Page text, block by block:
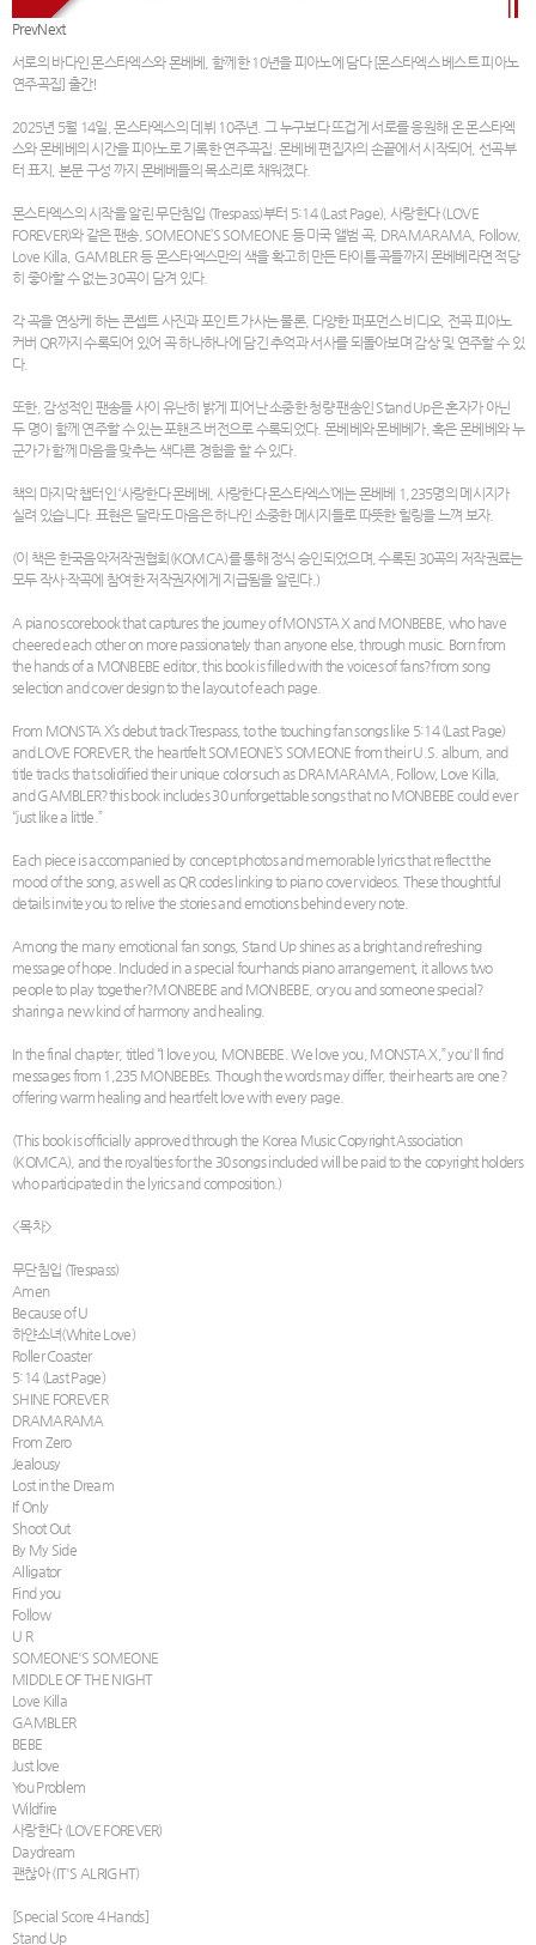
PrevNext
서로의 바다인 몬스타엑스와 몬베베, 함께한 10년을 피아노에 담다 [몬스타엑스 베스트 피아노
연주곡집] 출간!
2025년 5월 14일, 몬스타엑스의 데뷔 10주년. 그 누구보다 뜨겁게 서로를 응원해 온 몬스타엑
스와 몬베베의 시간을 피아노로 기록한 연주곡집. 몬베베 편집자의 손끝에서 시작되어, 선곡부
터 표지, 본문 구성 까지 몬베베들의 목소리로 채워졌다.
몬스타엑스의 시작을 알린 무단침입 (Trespass)부터 5:14 (Last Page), 사랑한다 (LOVE
FOREVER)와 같은 팬송, SOMEONE’S SOMEONE 등 미국 앨범 곡, DRAMARAMA, Follow,
Love Killa, GAMBLER 등 몬스타엑스만의 색을 확고히 만든 타이틀 곡들까지 몬베베라면 적당
히 좋아할 수 없는 30곡이 담겨 있다.
각 곡을 연상케 하는 콘셉트 사진과 포인트 가사는 물론, 다양한 퍼포먼스 비디오, 전곡 피아노
커버 QR까지 수록되어 있어 곡 하나하나에 담긴 추억과 서사를 되돌아보며 감상 및 연주할 수 있
다.
또한, 감성적인 팬송들 사이 유난히 밝게 피어난 소중한 청량 팬송인 Stand Up은 혼자가 아닌
두 명이 함께 연주할 수 있는 포핸즈 버전으로 수록되었다. 몬베베와 몬베베가, 혹은 몬베베와 누
군가가 함께 마음을 맞추는 색다른 경험을 할 수 있다.
책의 마지막 챕터인 ‘사랑한다 몬베베, 사랑한다 몬스타엑스’에는 몬베베 1,235명의 메시지가
실려 있습니다. 표현은 달라도 마음은 하나인 소중한 메시지들로 따뜻한 힐링을 느껴 보자.
(이 책은 한국음악저작권협회(KOMCA)를 통해 정식 승인되었으며, 수록된 30곡의 저작권료는
모두 작사·작곡에 참여한 저작권자에게 지급됨을 알린다.)
A piano scorebook that captures the journey of MONSTA X and MONBEBE, who have
cheered each other on more passionately than anyone else, through music. Born from
the hands of a MONBEBE editor, this book is filled with the voices of fans?from song
selection and cover design to the layout of each page.
From MONSTA X’s debut track Trespass, to the touching fan songs like 5:14 (Last Page)
and LOVE FOREVER, the heartfelt SOMEONE’S SOMEONE from their U.S. album, and
title tracks that solidified their unique color such as DRAMARAMA, Follow, Love Killa,
and GAMBLER?this book includes 30 unforgettable songs that no MONBEBE could ever
“just like a little.”
Each piece is accompanied by concept photos and memorable lyrics that reflect the
mood of the song, as well as QR codes linking to piano cover videos. These thoughtful
details invite you to relive the stories and emotions behind every note.
Among the many emotional fan songs, Stand Up shines as a bright and refreshing
message of hope. Included in a special four-hands piano arrangement, it allows two
people to play together?MONBEBE and MONBEBE, or you and someone special?
sharing a new kind of harmony and healing.
In the final chapter, titled “I love you, MONBEBE. We love you, MONSTA X,” you'll find
messages from 1,235 MONBEBEs. Though the words may differ, their hearts are one?
offering warm healing and heartfelt love with every page.
(This book is officially approved through the Korea Music Copyright Association
(KOMCA), and the royalties for the 30 songs included will be paid to the copyright holders
who participated in the lyrics and composition.)
<목차>
무단침입 (Trespass)
Amen
Because of U
하얀소녀(White Love)
Roller Coaster
5:14 (Last Page)
SHINE FOREVER
DRAMARAMA
From Zero
Jealousy
Lost in the Dream
If Only
Shoot Out
By My Side
Alligator
Find you
Follow
U R
SOMEONE'S SOMEONE
MIDDLE OF THE NIGHT
Love Killa
GAMBLER
BEBE
Just love
You Problem
Wildfire
사랑한다 (LOVE FOREVER)
Daydream
괜찮아 (IT'S ALRIGHT)
[Special Score 4 Hands]
Stand Up